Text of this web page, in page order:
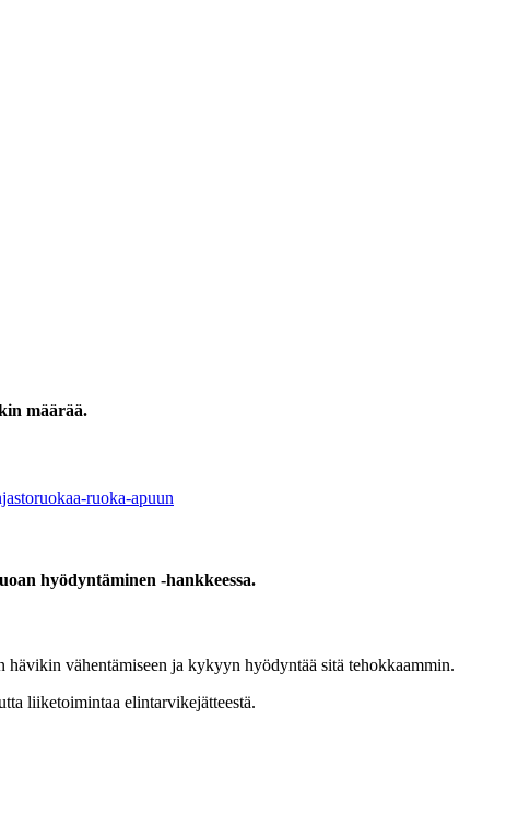
määrää.
ruoka-apuun
hyödyntäminen -hankkeessa.
hävikin vähentämiseen ja kykyyn hyödyntää sitä tehokkaammin.
liiketoimintaa elintarvikejätteestä.